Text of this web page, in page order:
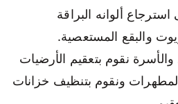
ألوانه البراقة
والبقع المستعصية.
والأسرة نقوم بتعقيم الأرضيات
ونقوم بتنظيف خزانات